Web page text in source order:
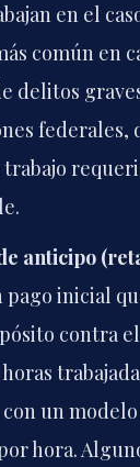
en el
común en
delitos
federales,
anticipo
pago inicial
contra
un
hora.